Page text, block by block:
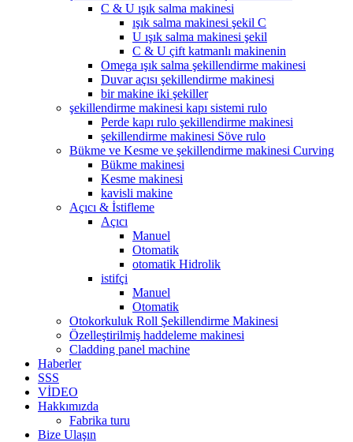
C & U ışık salma makinesi
ışık salma makinesi şekil C
U ışık salma makinesi şekil
C & U çift katmanlı makinenin
Omega ışık salma şekillendirme makinesi
Duvar açısı şekillendirme makinesi
bir makine iki şekiller
şekillendirme makinesi kapı sistemi rulo
Perde kapı rulo şekillendirme makinesi
şekillendirme makinesi Söve rulo
Bükme ve Kesme ve şekillendirme makinesi Curving
Bükme makinesi
Kesme makinesi
kavisli makine
Açıcı & İstifleme
Açıcı
Manuel
Otomatik
otomatik Hidrolik
istifçi
Manuel
Otomatik
Otokorkuluk Roll Şekillendirme Makinesi
Özelleştirilmiş haddeleme makinesi
Cladding panel machine
Haberler
SSS
VİDEO
Hakkımızda
Fabrika turu
Bize Ulaşın